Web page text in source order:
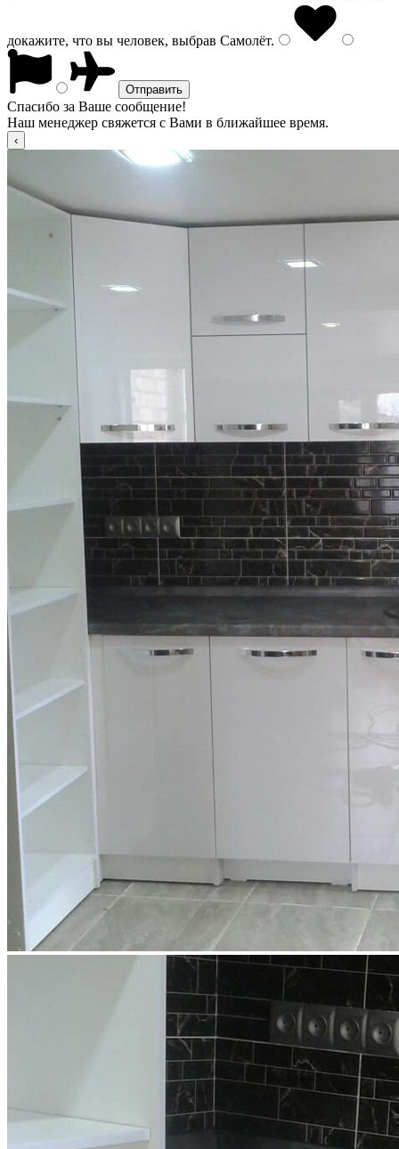
докажите, что вы человек, выбрав Самолёт.
Спасибо за Ваше сообщение!
Наш менеджер свяжется с Вами в ближайшее время.